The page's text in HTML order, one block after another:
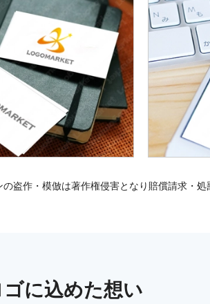
盗作・模倣は著作権侵害となり賠償請求・処
ゴに込めた想い